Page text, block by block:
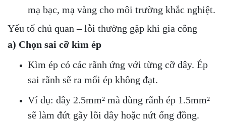
mạ bạc, mạ vàng cho môi trường khắc nghiệt.
Yếu tố chủ quan – lỗi thường gặp khi gia công
a) Chọn sai cỡ kìm ép
Kìm ép có các rãnh ứng với từng cỡ dây. Ép
sai rãnh sẽ ra mối ép không đạt.
Ví dụ: dây 2.5mm² mà dùng rãnh ép 1.5mm²
sẽ làm đứt gãy lõi dây hoặc nứt ống đồng.